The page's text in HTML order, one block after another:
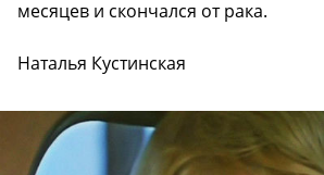
месяцев и скончался от рака.
Наталья Кустинская